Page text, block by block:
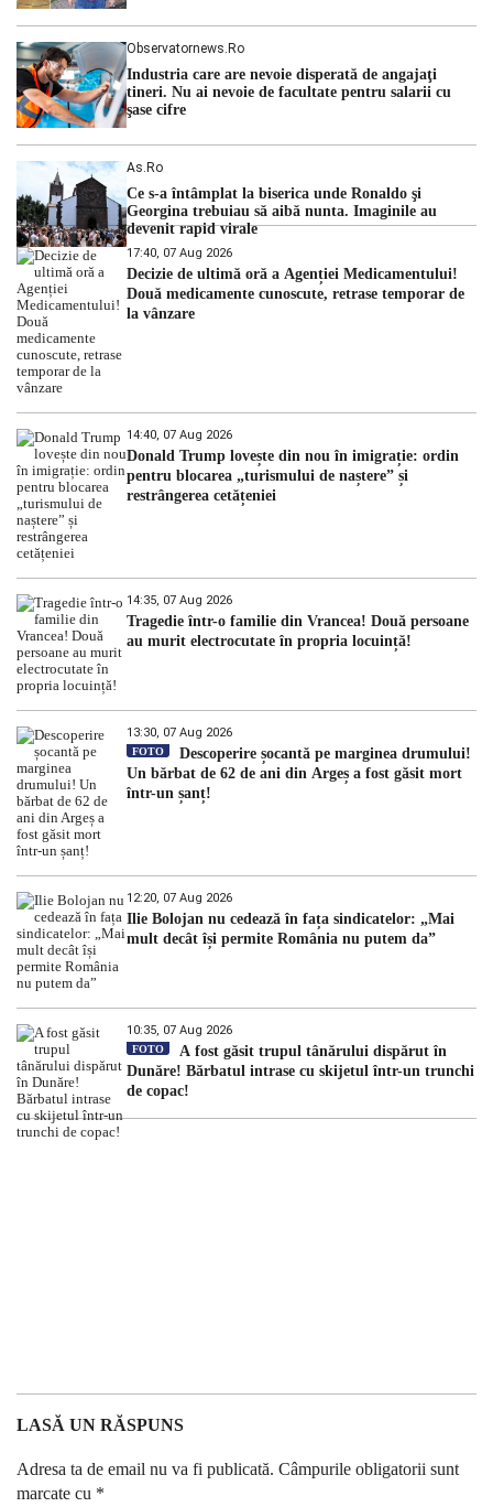
Observatornews.ro
Industria care are nevoie disperată de angajaţi
tineri. Nu ai nevoie de facultate pentru salarii cu
şase cifre
As.ro
Ce s-a întâmplat la biserica unde Ronaldo şi
Georgina trebuiau să aibă nunta. Imaginile au
devenit rapid virale
17:40, 07 Aug 2026
Decizie de ultimă oră a Agenției Medicamentului!
Două medicamente cunoscute, retrase temporar de
la vânzare
14:40, 07 Aug 2026
Donald Trump lovește din nou în imigrație: ordin
pentru blocarea „turismului de naștere” și
restrângerea cetățeniei
14:35, 07 Aug 2026
Tragedie într-o familie din Vrancea! Două persoane
au murit electrocutate în propria locuință!
13:30, 07 Aug 2026
FOTO
Descoperire șocantă pe marginea drumului!
Un bărbat de 62 de ani din Argeș a fost găsit mort
într-un șanț!
12:20, 07 Aug 2026
Ilie Bolojan nu cedează în fața sindicatelor: „Mai
mult decât își permite România nu putem da”
10:35, 07 Aug 2026
FOTO
A fost găsit trupul tânărului dispărut în
Dunăre! Bărbatul intrase cu skijetul într-un trunchi
de copac!
LASĂ UN RĂSPUNS
Adresa ta de email nu va fi publicată. Câmpurile obligatorii sunt
marcate cu *